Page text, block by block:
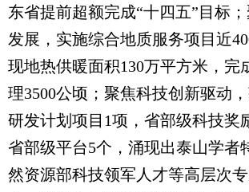
东省提前超额完成“十四五”目标
发展，实施综合地质服务项目近
现地热供暖面积130万平方米，完
理3500公顷；聚焦科技创新驱动
研发计划项目1项，省部级科技奖
省部级平台5个，涌现出泰山学者
然资源部科技领军人才等高层次